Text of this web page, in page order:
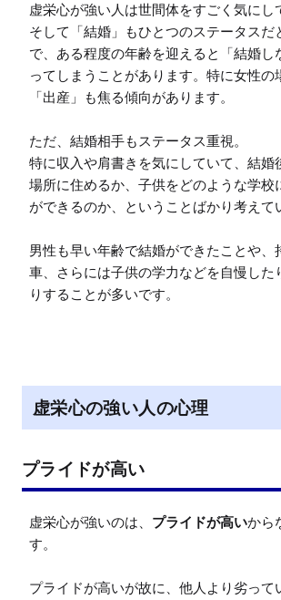
虚栄心が強い人は世間体をすごく気にし
そして「結婚」もひとつのステータスだ
で、ある程度の年齢を迎えると「結婚し
ってしまうことがあります。特に女性の
「出産」も焦る傾向があります。
ただ、結婚相手もステータス重視。
特に収入や肩書きを気にしていて、結婚
場所に住めるか、子供をどのような学校
ができるのか、ということばかり考えて
男性も早い年齢で結婚ができたことや、
車、さらには子供の学力などを自慢した
りすることが多いです。
虚栄心の強い人の心理
プライドが高い
虚栄心が強いのは、 プライドが高いから
す。
プライドが高いが故に、他人より劣って